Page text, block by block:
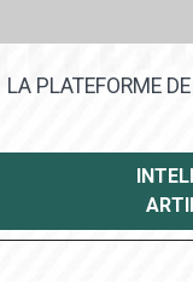
LA PLATEFORME